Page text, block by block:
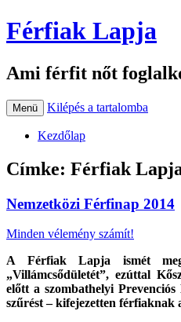
Férfiak Lapja
Ami férfit nőt
Menü Kilépés a tartalomba
Kezdőlap
Címke: Férfiak
Nemzetközi Férfinap 2014
Minden vélemény számít!
A Férfiak Lapja ismét
„Villámcsődületét”, ezúttal
előtt a szombathelyi
szűrést – kifejezetten férfiaknak